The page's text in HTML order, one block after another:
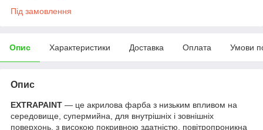
Під замовлення
Опис Характеристики Доставка Оплата Умови
Опис
EXTRAPAINT — це акрилова фарба з низьким впливом на
середовище, супермийна, для внутрішніх і зовнішніх
поверхонь, з високою покривною здатністю, повітропроникна